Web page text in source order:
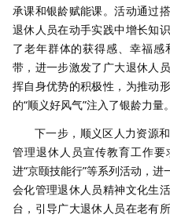
承课和银龄赋能课。活动通过
退休人员在动手实践中增长知
了老年群体的获得感、幸福
带，进一步激发了广大退休人
挥自身优势的积极性，为推动
的“顺义好风气”注入了银龄力量。
下一步，顺义区人力资源
管理退休人员宣传教育工作要
进“京颐技能行”等系列活动，
会化管理退休人员精神文化生
台，引导广大退休人员在老有